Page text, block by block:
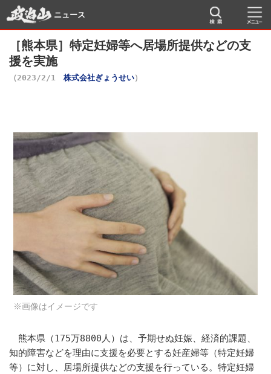
ニュース
［熊本県］特定妊婦等へ居場所提供などの支
援を実施
（2023/2/1 株式会社ぎょうせい）
※画像はイメージです
熊本県（175万8800人）は、予期せぬ妊娠、経済的課題、
知的障害などを理由に支援を必要とする妊産婦等（特定妊婦
等）に対し、居場所提供などの支援を行っている。特定妊婦